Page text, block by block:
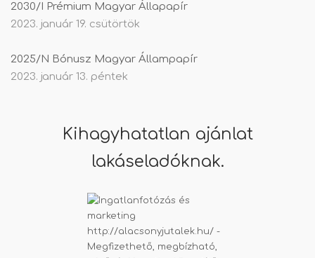
2030/I Prémium Magyar Állapapír
2023. január 19. csütörtök
2025/N Bónusz Magyar Állampapír
2023. január 13. péntek
Kihagyhatatlan ajánlat
lakáseladóknak.